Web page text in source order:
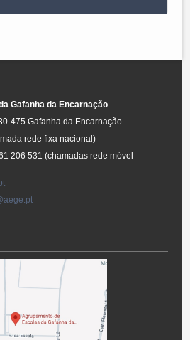
do Agrupamento (clique aqui)
Gafanha da Encarnação
475 Gafanha da Encarnação
rede fixa nacional)
206 531 (chamadas rede móvel